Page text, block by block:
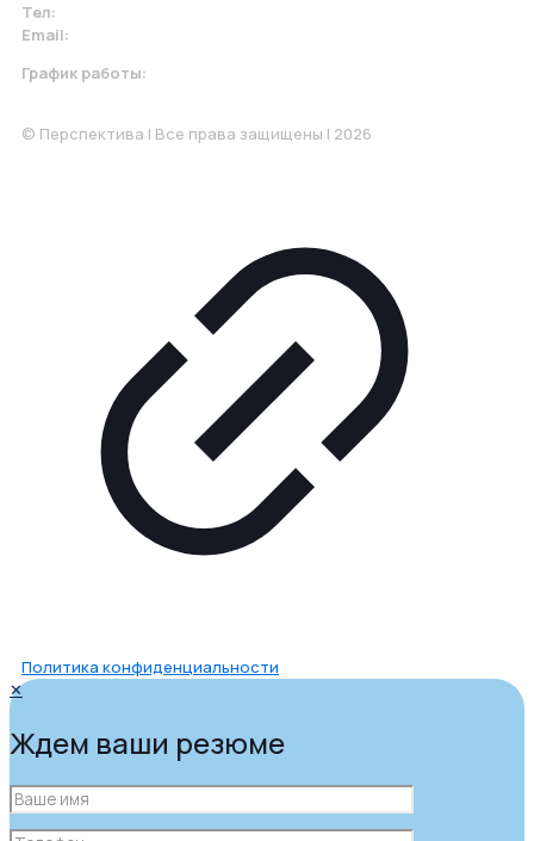
Тел:
Email:
График работы:
© Перспектива | Все права защищены | 2026
Политика конфиденциальности
✕
Ждем ваши резюме